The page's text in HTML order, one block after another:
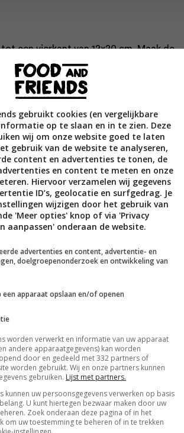
een vierkant van 12×20 cm. Maak de
met water. Rol 100 g witte marsepein
12 cm lang. Rol de overige 80 g
van 12 cm lang.
gekleurde marsepein van 12×20 cm en
de witte marsepein uit en maak de
Ernie Enkelaar – Productie Marian
Leuke recepten voor kinderen
gebruikt cookies (en vergelijkbare
op te slaan en in te zien. Deze
wij om onze website goed te laten
gebruik van de website te analyseren,
content en advertenties te tonen, de
en content te meten en onze
Hiervoor verzamelen wij gegevens
ID’s, geolocatie en surfgedrag. Je
wijzigen door het gebruik van
'Meer opties' knop of via 'Privacy
aanpassen' onderaan de website.
advertenties en content, advertentie- en
doelgroepenonderzoek en ontwikkeling van
apparaat opslaan en/of openen
worden verwerkt en informatie van uw apparaat
andere apparaatgegevens) kan worden
door en gedeeld met 332 partners of
worden gebruikt. Wij en onze partners kunnen
gebruiken. Lijst met partners.
kunnen uw persoonsgegevens verwerken op basis
U kunt hiertegen bezwaar maken door uw
Zoek onderaan deze pagina of in het
om uw toestemming te beheren of in te trekken